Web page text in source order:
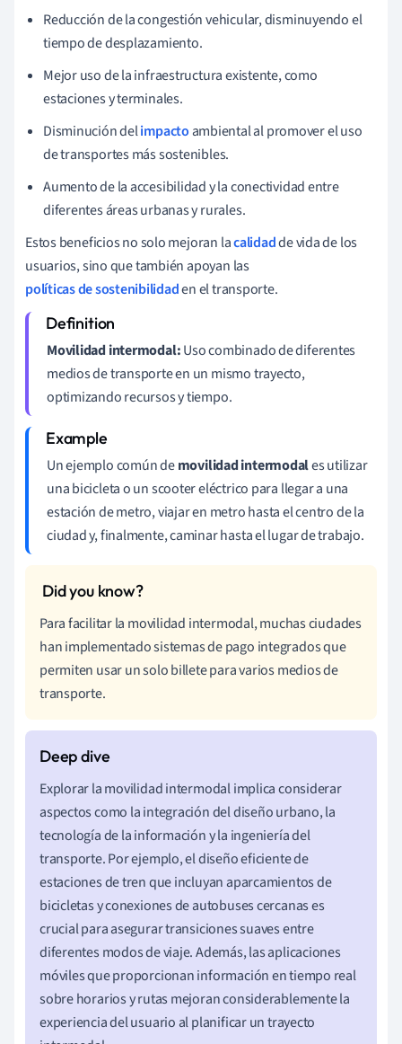
Reducción de la congestión vehicular, disminuyendo el
tiempo de desplazamiento.
Mejor uso de la infraestructura existente, como
estaciones y terminales.
Disminución delimpacto ambiental al promover el uso
de transportes más sostenibles.
Aumento de la accesibilidad y la conectividad entre
diferentes áreas urbanas y rurales.
Estos beneficios no solo mejoran lacalidadde vida de los
usuarios, sino que también apoyan las
políticas de sostenibilidaden el transporte.
Movilidad intermodal:Uso combinado de diferentes
medios de transporte en un mismo trayecto,
optimizando recursos y tiempo.
Un ejemplo común demovilidad intermodales utilizar
una bicicleta o un scooter eléctrico para llegar a una
estación de metro, viajar en metro hasta el centro de la
ciudad y, finalmente, caminar hasta el lugar de trabajo.
Para facilitar la movilidad intermodal, muchas ciudades
han implementado sistemas de pago integrados que
permiten usar un solo billete para varios medios de
transporte.
Explorar la movilidad intermodal implica considerar
aspectos como la integración del diseño urbano, la
tecnología de la información y la ingeniería del
transporte. Por ejemplo, el diseño eficiente de
estaciones de tren que incluyan aparcamientos de
bicicletas y conexiones de autobuses cercanas es
crucial para asegurar transiciones suaves entre
diferentes modos de viaje. Además, las aplicaciones
móviles que proporcionan información en tiempo real
sobre horarios y rutas mejoran considerablemente la
experiencia del usuario al planificar un trayecto